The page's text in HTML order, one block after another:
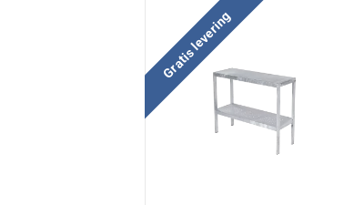
Gratis levering